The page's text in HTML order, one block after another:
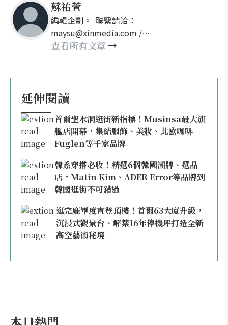
蘇祐萱
編輯企劃。 聯繫請洽：
maysu@xinmedia.com /
may860527@gmail.com
查看所有文章
延伸閱讀
首爾聖水洞逛街新指標！Musinsa最大旗
艦店開幕，集結服飾、美妝、北歐咖啡
Fuglen等千家品牌
韓系穿搭必收！精選6個韓國潮牌、選品
店，Matin Kim、ADER Error等品牌到
韓國逛街不可錯過
逛完龐畢度直登頂樓！首爾63大廈升級，
沉浸式觀景台、解禁16年停機坪打造全新
高空藝術秘境